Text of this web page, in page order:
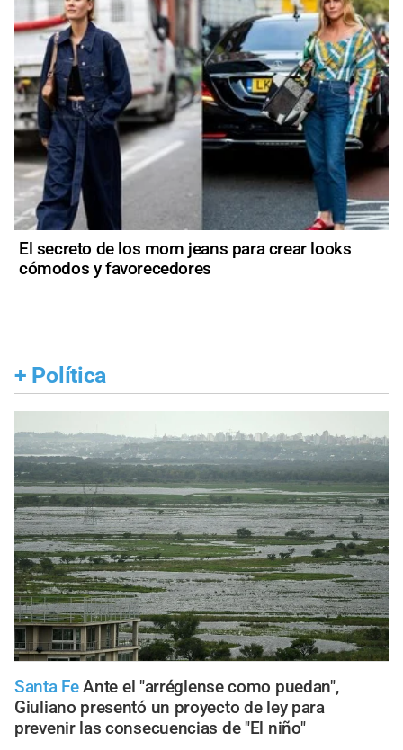
El secreto de los mom jeans para crear looks
cómodos y favorecedores
+ Política
Santa Fe Ante el "arréglense como puedan",
Giuliano presentó un proyecto de ley para
prevenir las consecuencias de "El niño"